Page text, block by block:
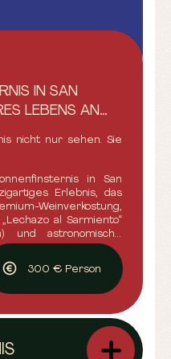
IN SAN
LEBENS AN
nicht nur sehen. Sie
in San
Erlebnis, das
Weinverkostung,
al Sarmiento“
und astronomische
Limitierte Plätze
Reservieren Sie
300 € Person